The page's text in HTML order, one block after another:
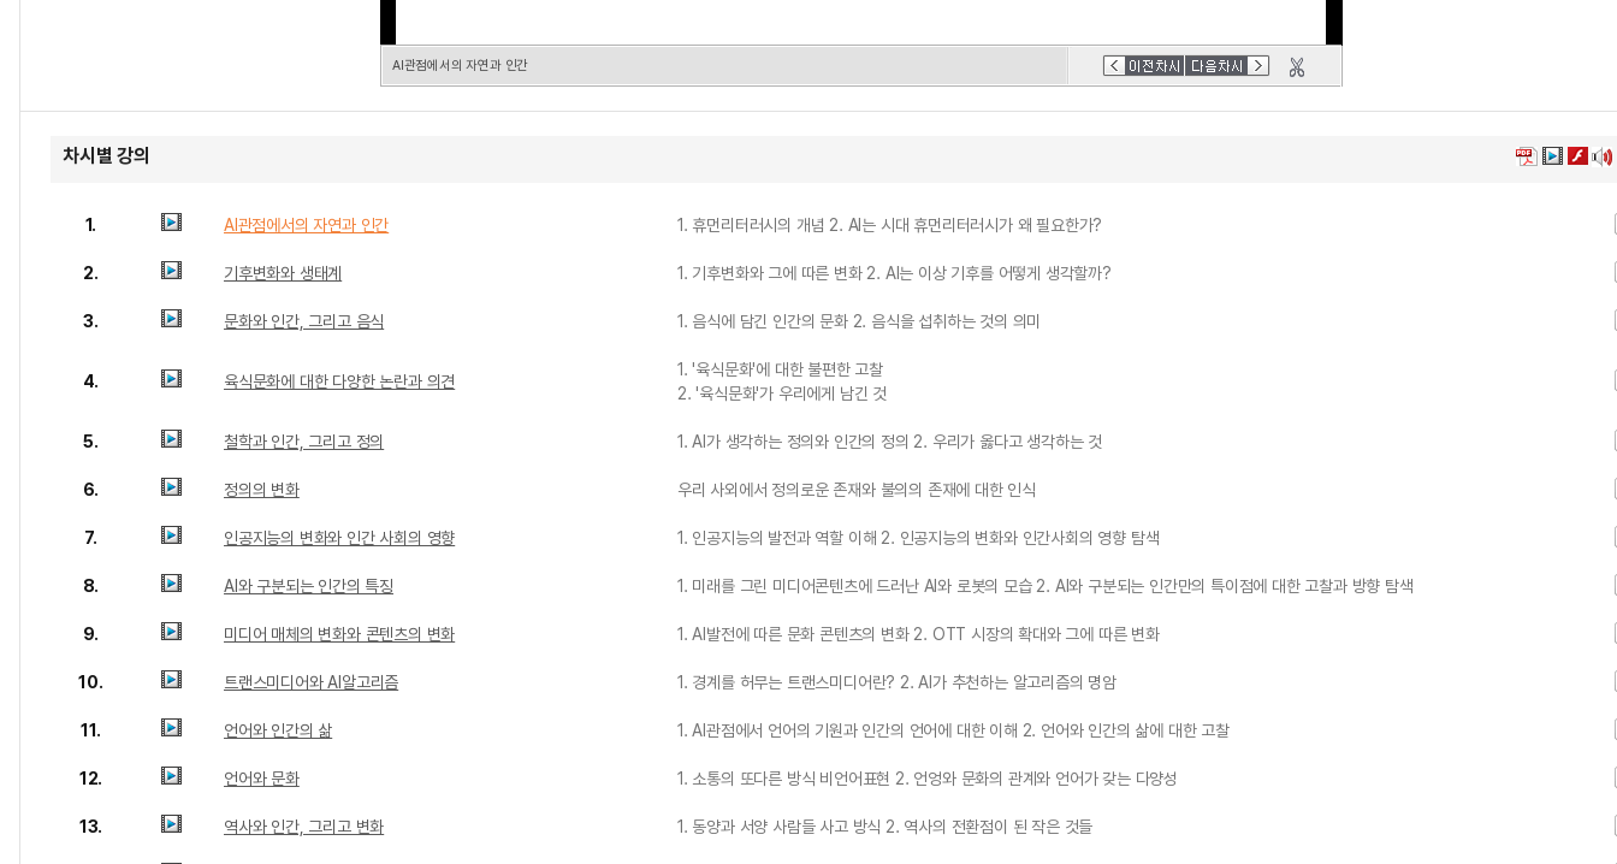
AI관점에서의 자연과 인간
차시별 강의
1. AI관점에서의 자연과 인간 1. 휴먼리터러시의 개념 2. AI는 시대 휴먼리터러시가 왜 필요한가?
2. 기후변화와 생태계 1. 기후변화와 그에 따른 변화 2. AI는 이상 기후를 어떻게 생각할까?
3. 문화와 인간, 그리고 음식 1. 음식에 담긴 인간의 문화 2. 음식을 섭취하는 것의 의미
4. 육식문화에 대한 다양한 논란과 의견
1. '육식문화'에 대한 불편한 고찰
2. '육식문화'가 우리에게 남긴 것
5. 철학과 인간, 그리고 정의 1. AI가 생각하는 정의와 인간의 정의 2. 우리가 옳다고 생각하는 것
6. 정의의 변화 우리 사외에서 정의로운 존재와 불의의 존재에 대한 인식
7. 인공지능의 변화와 인간 사회의 영향 1. 인공지능의 발전과 역할 이해 2. 인공지능의 변화와 인간사회의 영향 탐색
8. AI와 구분되는 인간의 특징 1. 미래를 그린 미디어콘텐츠에 드러난 AI와 로봇의 모습 2. AI와 구분되는 인간만의 특이점에 대한 고찰과 방향 탐색
9. 미디어 매체의 변화와 콘텐츠의 변화 1. AI발전에 따른 문화 콘텐츠의 변화 2. OTT 시장의 확대와 그에 따른 변화
10. 트랜스미디어와 AI알고리즘 1. 경계를 허무는 트랜스미디어란? 2. AI가 추천하는 알고리즘의 명암
11. 언어와 인간의 삶 1. AI관점에서 언어의 기원과 인간의 언어에 대한 이해 2. 언어와 인간의 삶에 대한 고찰
12. 언어와 문화 1. 소통의 또다른 방식 비언어표현 2. 언엉와 문화의 관계와 언어가 갖는 다양성
13. 역사와 인간, 그리고 변화 1. 동양과 서양 사람들 사고 방식 2. 역사의 전환점이 된 작은 것들